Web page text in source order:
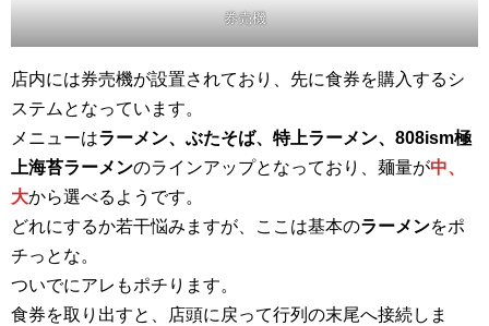
券売機
店内には券売機が設置されており、先に食券を購入するシ
ステムとなっています。
メニューはラーメン、ぶたそば、特上ラーメン、808ism極
上海苔ラーメンのラインアップとなっており、麺量が中、
大から選べるようです。
どれにするか若干悩みますが、ここは基本のラーメンをポ
チっとな。
ついでにアレもポチります。
食券を取り出すと、店頭に戻って行列の末尾へ接続しま